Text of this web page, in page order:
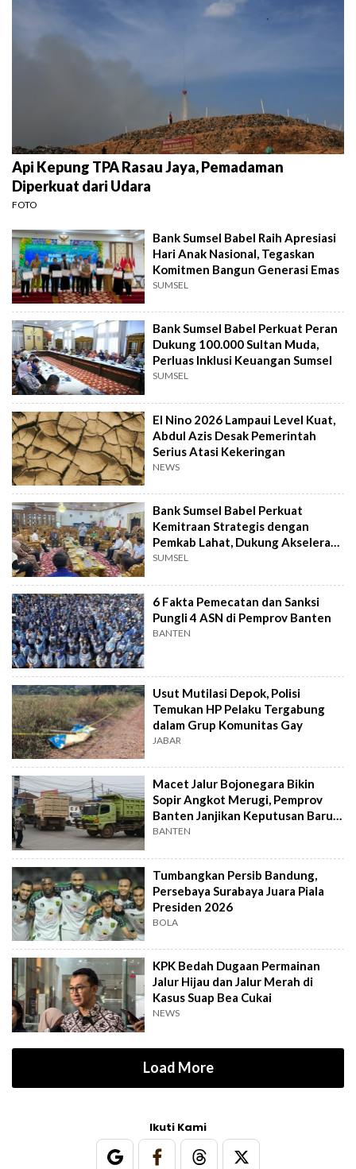
Api Kepung TPA Rasau Jaya, Pemadaman
Diperkuat dari Udara
FOTO
Bank Sumsel Babel Raih Apresiasi
Hari Anak Nasional, Tegaskan
Komitmen Bangun Generasi Emas
SUMSEL
Bank Sumsel Babel Perkuat Peran
Dukung 100.000 Sultan Muda,
Perluas Inklusi Keuangan Sumsel
SUMSEL
El Nino 2026 Lampaui Level Kuat,
Abdul Azis Desak Pemerintah
Serius Atasi Kekeringan
NEWS
Bank Sumsel Babel Perkuat
Kemitraan Strategis dengan
Pemkab Lahat, Dukung Akselerasi
Ekonomi Daerah
SUMSEL
6 Fakta Pemecatan dan Sanksi
Pungli 4 ASN di Pemprov Banten
BANTEN
Usut Mutilasi Depok, Polisi
Temukan HP Pelaku Tergabung
dalam Grup Komunitas Gay
JABAR
Macet Jalur Bojonegara Bikin
Sopir Angkot Merugi, Pemprov
Banten Janjikan Keputusan Baru 4
Hari Lagi
BANTEN
Tumbangkan Persib Bandung,
Persebaya Surabaya Juara Piala
Presiden 2026
BOLA
KPK Bedah Dugaan Permainan
Jalur Hijau dan Jalur Merah di
Kasus Suap Bea Cukai
NEWS
Load More
Ikuti Kami